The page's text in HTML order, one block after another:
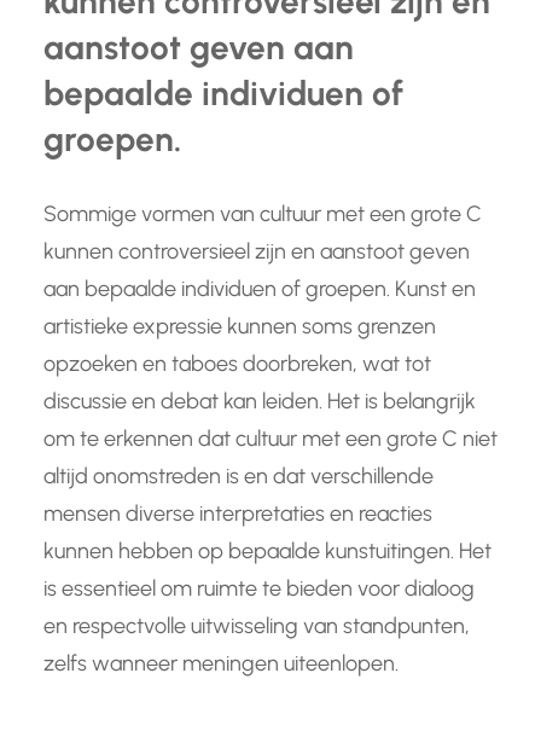
aanstoot geven aan
bepaalde individuen of
groepen.
Sommige vormen van cultuur met een grote C
kunnen controversieel zijn en aanstoot geven
aan bepaalde individuen of groepen. Kunst en
artistieke expressie kunnen soms grenzen
opzoeken en taboes doorbreken, wat tot
discussie en debat kan leiden. Het is belangrijk
om te erkennen dat cultuur met een grote C niet
altijd onomstreden is en dat verschillende
mensen diverse interpretaties en reacties
kunnen hebben op bepaalde kunstuitingen. Het
is essentieel om ruimte te bieden voor dialoog
en respectvolle uitwisseling van standpunten,
zelfs wanneer meningen uiteenlopen.